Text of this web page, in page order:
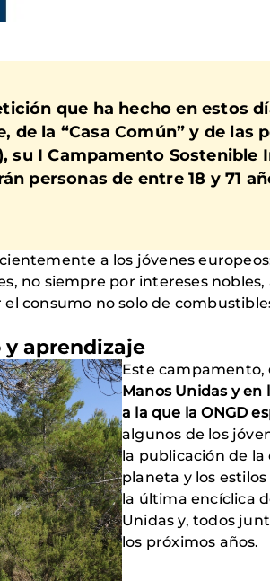
que ha hecho en estos
la “Casa Común” y de las
su I Campamento
personas de entre 18 y 71
a los jóvenes
no siempre por intereses
consumo no solo de
aprendizaje
Este campamento,
Manos Unidas y en
a la que la ONGD
algunos de los
la publicación de la
planeta y los
la última encíclica
Unidas y, todos
los próximos años.